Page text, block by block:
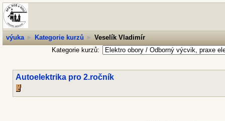
výuka ► Kategorie kurzů ► Veselík Vladimír
Kategorie kurzů:
Autoelektrika pro 2.ročník